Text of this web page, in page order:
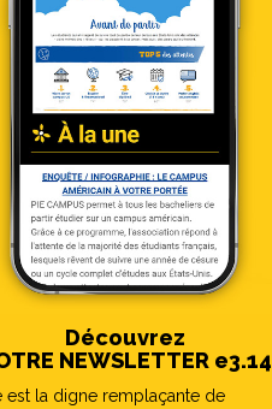
Découvrez
NEWSLETTER e3.14
est la digne remplaçante de